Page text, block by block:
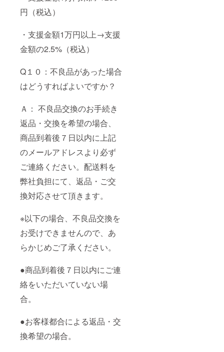
円（税込）
・支援金額1万円以上→支援
金額の2.5%（税込）
Q１０：不良品があった場合
はどうすればよいですか？
Ａ： 不良品交換のお手続き
返品・交換を希望の場合、
商品到着後７日以内に上記
のメールアドレスより必ず
ご連絡ください。配送料を
弊社負担にて、返品・ご交
換対応させて頂きます。
※以下の場合、不良品交換を
お受けできませんので、あ
らかじめご了承ください。
●商品到着後７日以内にご連
絡をいただいていない場
合。
●お客様都合による返品・交
換希望の場合。